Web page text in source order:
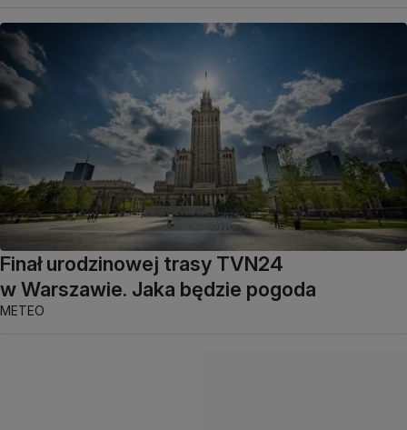
Finał urodzinowej trasy TVN24
w Warszawie. Jaka będzie pogoda
METEO